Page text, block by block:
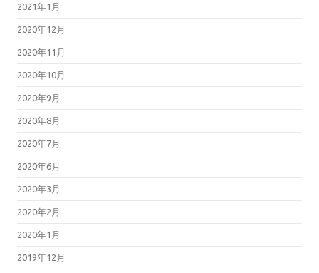
2021年1月
2020年12月
2020年11月
2020年10月
2020年9月
2020年8月
2020年7月
2020年6月
2020年3月
2020年2月
2020年1月
2019年12月